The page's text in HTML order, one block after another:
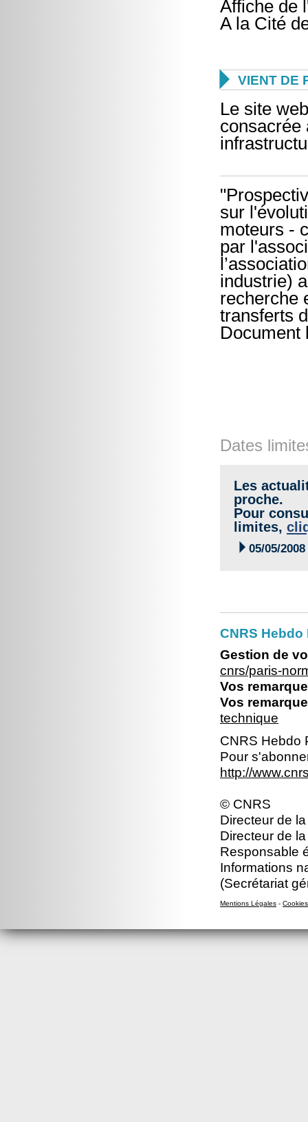
Affiche de
A la Cité
 VIENT DE
Le site
consacrée
sur
moteurs -
par
industrie)
recherche
transferts
Document
Dates
Les
proche.
Pour
limites,
 05/05/2008
CNRS
Gestion de
cnrs/paris-
Vos
Vos
technique
CNRS Hebdo
Pour
http://
© CNRS
Directeur de
Directeur de
Responsable
Informations
(Secrétariat
Mentions Légales - Cookies